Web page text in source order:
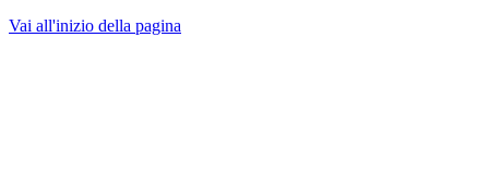
Vai all'inizio della pagina